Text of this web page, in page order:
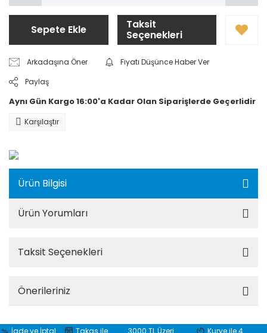
Sepete Ekle Taksit
Seçenekleri
Arkadaşına Öner
Fiyatı Düşünce Haber Ver
Paylaş
Aynı Gün Kargo 16:00'a Kadar Olan Siparişlerde Geçerlidir
Karşılaştır
Ürün Bilgisi
Ürün Yorumları
Taksit Seçenekleri
Önerileriniz
İade ve İptal
Takas ile
3000 TL Üzeri
Kurye ile 4